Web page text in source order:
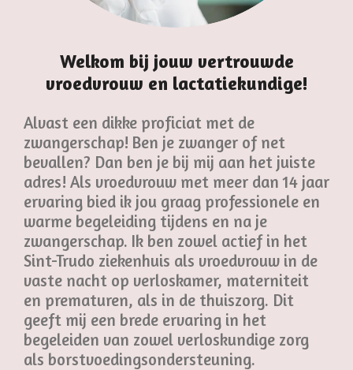
Welkom bij jouw vertrouwde
vroedvrouw en lactatiekundige!
Alvast een dikke proficiat met de
zwangerschap! Ben je zwanger of net
bevallen? Dan ben je bij mij aan het juiste
adres! Als vroedvrouw met meer dan 14 jaar
ervaring bied ik jou graag professionele en
warme begeleiding tijdens en na je
zwangerschap. Ik ben zowel actief in het
Sint-Trudo ziekenhuis als vroedvrouw in de
vaste nacht op verloskamer, materniteit
en prematuren, als in de thuiszorg. Dit
geeft mij een brede ervaring in het
begeleiden van zowel verloskundige zorg
als borstvoedingsondersteuning.